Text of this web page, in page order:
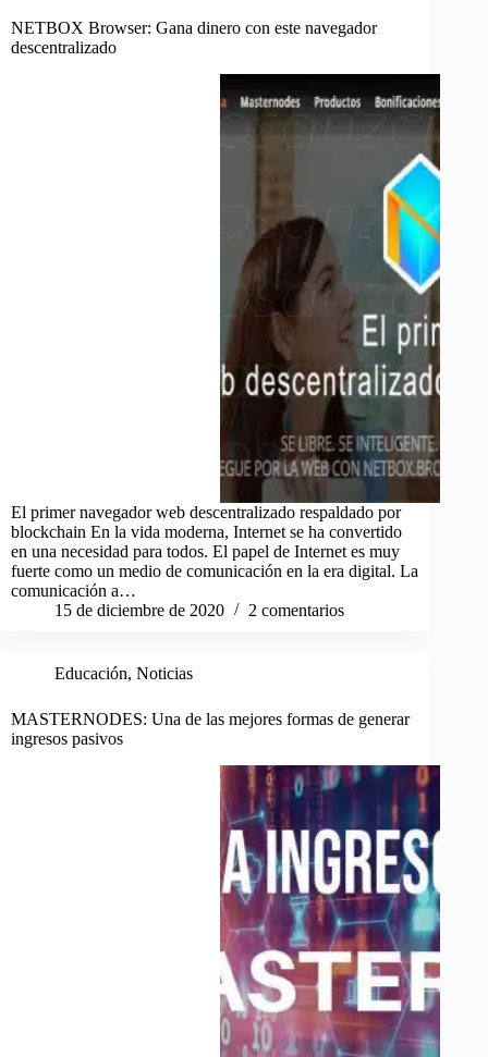
NETBOX Browser: Gana dinero con este navegador
descentralizado
El primer navegador web descentralizado respaldado por
blockchain En la vida moderna, Internet se ha convertido
en una necesidad para todos. El papel de Internet es muy
fuerte como un medio de comunicación en la era digital. La
comunicación a…
15 de diciembre de 2020
2 comentarios
Educación, Noticias
MASTERNODES: Una de las mejores formas de generar
ingresos pasivos